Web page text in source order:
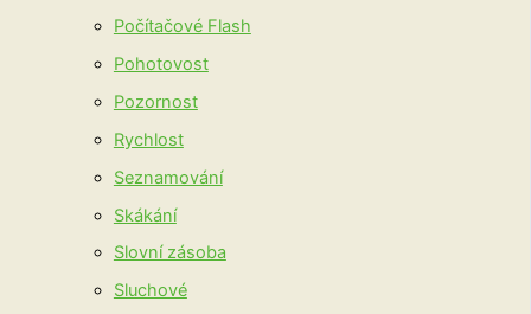
Počítačové Flash
Pohotovost
Pozornost
Rychlost
Seznamování
Skákání
Slovní zásoba
Sluchové